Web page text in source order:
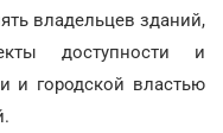
владельцев зданий,
доступности и
и городской властью